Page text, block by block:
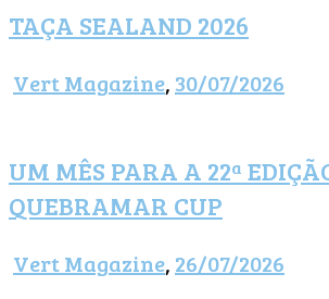
TAÇA SEALAND 2026
Vert Magazine, 30/07/2026
UM MÊS PARA A 22ª
QUEBRAMAR CUP
Vert Magazine, 26/07/2026